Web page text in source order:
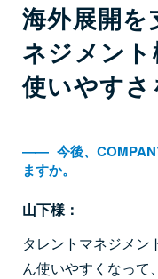
海外展開
ネジメン
使いやすさ
―― 今後、
ますか。
山下様：
タレントマネジメン
ん使いやすくなって